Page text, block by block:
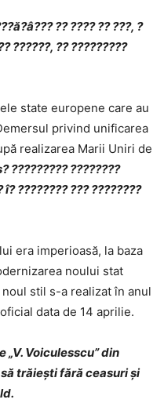
?? ???? ?? ???, ?
??????, ?? ?????????
state europene care au
privind unificarea
realizarea Marii Uniri de
????????? ????????
î? ???????? ??? ????????
era imperioasă, la baza
noului stat
stil s-a realizat în anul
data de 14 aprilie.
Voiculesscu” din
trăieşti fără ceasuri şi